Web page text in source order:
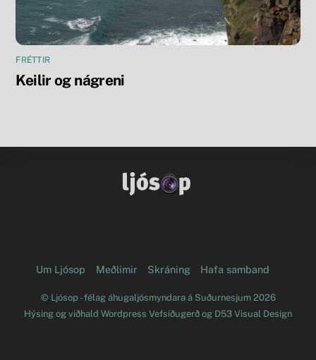
FRÉTTIR
Keilir og nágreni
FacebookFlickr
Um Ljósop Meðlimir Skráning Hafa samband
© Ljósop - félag áhugaljósmyndara á Suðurnesjum2026
Hýsing og viðhald Wordpress Vefsíðugerð og D53 Visual Design